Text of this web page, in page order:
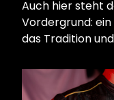
Auch hier steht
Vordergrund:
das Tradition